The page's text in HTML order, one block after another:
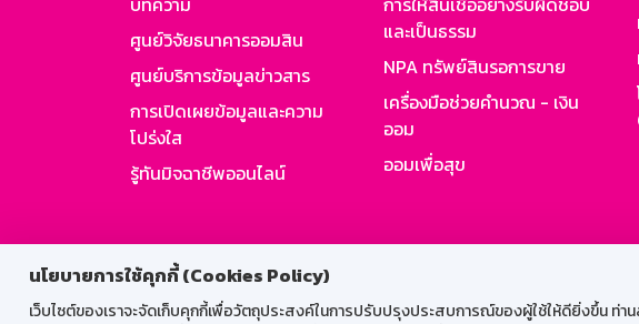
นโยบายการใช้คุกกี้ (Cookies Policy)
เว็บไซต์ของเราจะจัดเก็บคุกกี้เพื่อวัตถุประสงค์ในการปรับปรุงประสบการณ์ของผู้ใช้ให้ดียิ่งขึ้น ท่า
ศูนย์วิจัยธนาคารออมสิน
ศูนย์บริการข้อมูลข่าวสาร
การเปิดเผยข้อมูลและความ
โปร่งใส
รู้ทันมิจฉาชีพออนไลน์
และเป็นธรรม
NPA ทรัพย์สินรอการขาย
เครื่องมือช่วยคำนวณ - เงิน
ออม
ออมเพื่อสุข